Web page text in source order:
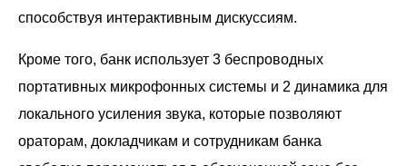
способствуя интерактивным дискуссиям.
Кроме того, банк использует 3 беспроводных
портативных микрофонных системы и 2 динамика для
локального усиления звука, которые позволяют
ораторам, докладчикам и сотрудникам банка